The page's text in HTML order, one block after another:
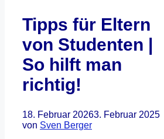
Tipps für Eltern
von Studenten |
So hilft man
richtig!
18. Februar 20263. Februar 2025
von Sven Berger